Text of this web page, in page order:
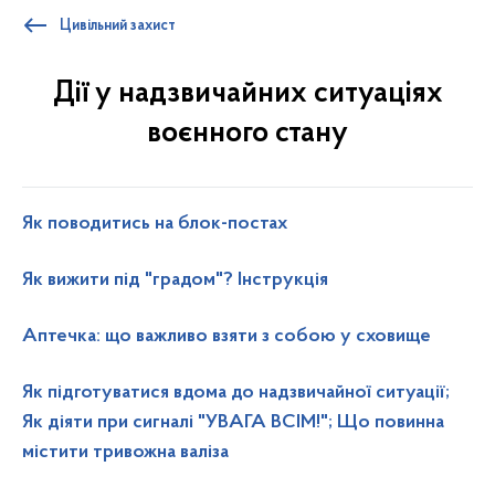
Цивільний захист
Дії у надзвичайних ситуаціях
воєнного стану
Як поводитись на блок-постах
Як вижити під "градом"? Інструкція
Аптечка: що важливо взяти з собою у сховище
Як підготуватися вдома до надзвичайної ситуації;
Як діяти при сигналі "УВАГА ВСІМ!"; Що повинна
містити тривожна валіза